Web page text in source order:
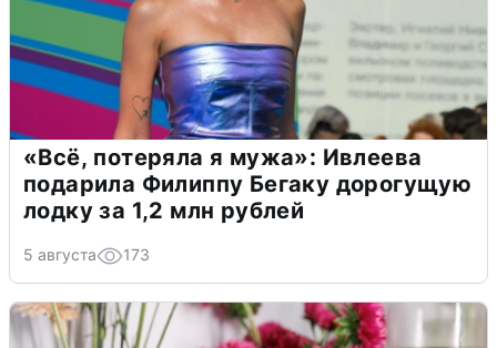
«Всё, потеряла я мужа»: Ивлеева
подарила Филиппу Бегаку дорогущую
лодку за 1,2 млн рублей
5 августа 173